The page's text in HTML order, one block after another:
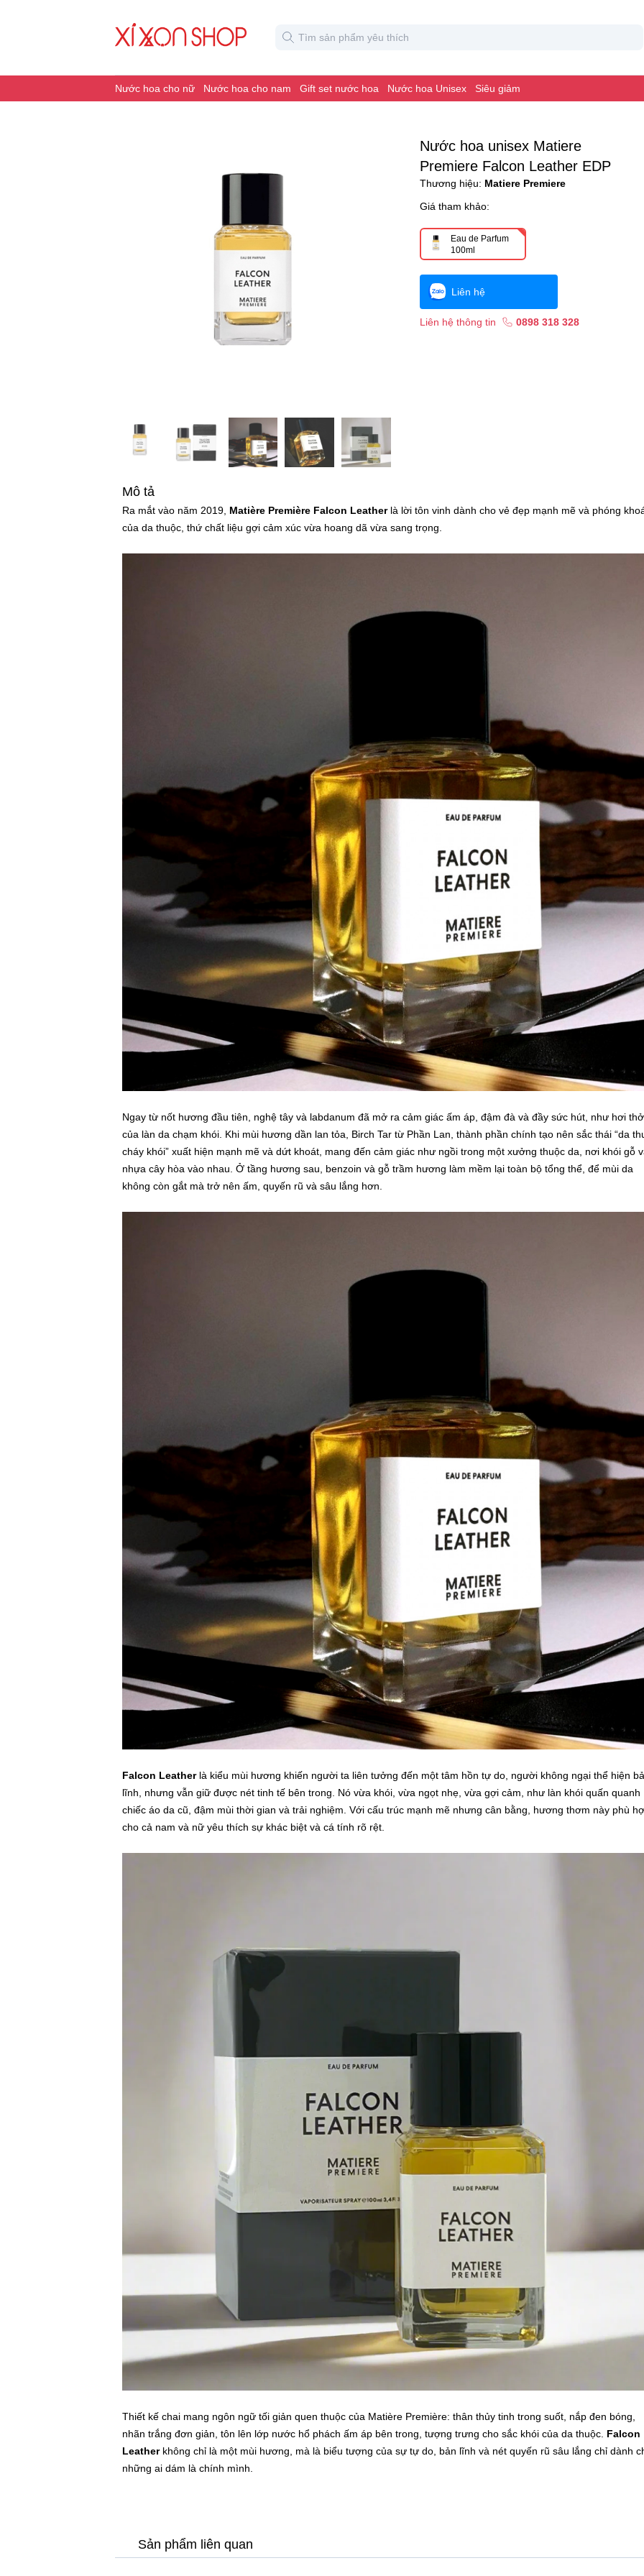
Nước hoa cho nữ Nước hoa cho nam Gift set nước hoa Nước hoa Unisex Siêu giảm
Nước hoa unisex Matiere
Premiere Falcon Leather EDP
Thương hiệu: Matiere Premiere
Giá tham khảo:
Eau de Parfum
100ml
Liên hệ
Liên hệ thông tin 0898 318 328
Mô tả
Ra mắt vào năm 2019, Matière Première Falcon Leather là lời tôn vinh dành cho vẻ đẹp mạnh mẽ và phóng
của da thuộc, thứ chất liệu gợi cảm xúc vừa hoang dã vừa sang trọng.
Ngay từ nốt hương đầu tiên, nghệ tây và labdanum đã mở ra cảm giác ấm áp, đậm đà và đầy sức hút, như hơi thở
của làn da chạm khói. Khi mùi hương dần lan tỏa, Birch Tar từ Phần Lan, thành phần chính tạo nên sắc thái “da
cháy khói” xuất hiện mạnh mẽ và dứt khoát, mang đến cảm giác như ngồi trong một xưởng thuộc da, nơi khói gỗ
nhựa cây hòa vào nhau. Ở tầng hương sau, benzoin và gỗ trầm hương làm mềm lại toàn bộ tổng thể, để mùi da
không còn gắt mà trở nên ấm, quyến rũ và sâu lắng hơn.
Falcon Leatherlà kiểu mùi hương khiến người ta liên tưởng đến một tâm hồn tự do, người không ngại thể hiện
lĩnh, nhưng vẫn giữ được nét tinh tế bên trong. Nó vừa khói, vừa ngọt nhẹ, vừa gợi cảm, như làn khói quấn quanh
chiếc áo da cũ, đậm mùi thời gian và trải nghiệm. Với cấu trúc mạnh mẽ nhưng cân bằng, hương thơm này phù
cho cả nam và nữ yêu thích sự khác biệt và cá tính rõ rệt.
Thiết kế chai mang ngôn ngữ tối giản quen thuộc của Matière Première: thân thủy tinh trong suốt, nắp đen bóng,
nhãn trắng đơn giản, tôn lên lớp nước hổ phách ấm áp bên trong, tượng trưng cho sắc khói của da thuộc. Falcon
Leatherkhông chỉ là một mùi hương, mà là biểu tượng của sự tự do, bản lĩnh và nét quyến rũ sâu lắng chỉ dành
những ai dám là chính mình.
Sản phẩm liên quan